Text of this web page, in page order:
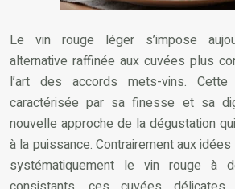
Le vin rouge léger s’impose
alternative raffinée aux cuvées plus
l’art des accords mets-vins.
caractérisée par sa finesse et sa
nouvelle approche de la dégustation
à la puissance. Contrairement aux
systématiquement le vin rouge à